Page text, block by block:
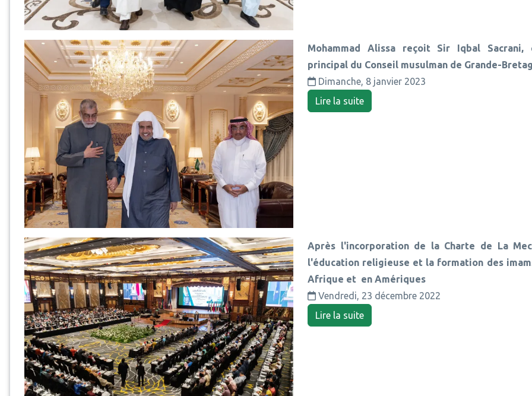
Mohammad Alissa reçoit Sir Iqbal Sacrani,
principal du Conseil musulman de Grande-
Dimanche, 8 janvier 2023
Lire la suite
Après l'incorporation de la Charte de La
l'éducation religieuse et la formation des
Afrique et en Amériques
Vendredi, 23 décembre 2022
Lire la suite